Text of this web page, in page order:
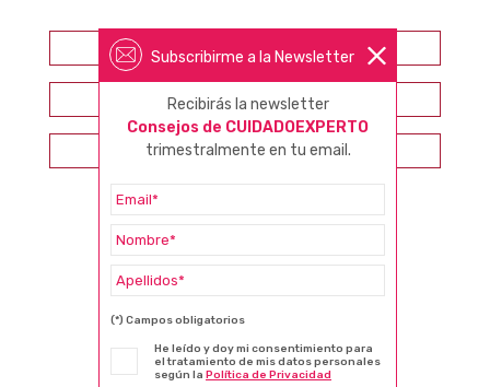
Subscribirme a la Newsletter
Recibirás la newsletter
Consejos de CUIDADOEXPERTO
trimestralmente en tu email.
(*) Campos obligatorios
He leído y doy mi consentimiento para
el tratamiento de mis datos personales
según la Política de Privacidad
Farmacéutico
Otros profesionales sanitarios
Consumidor